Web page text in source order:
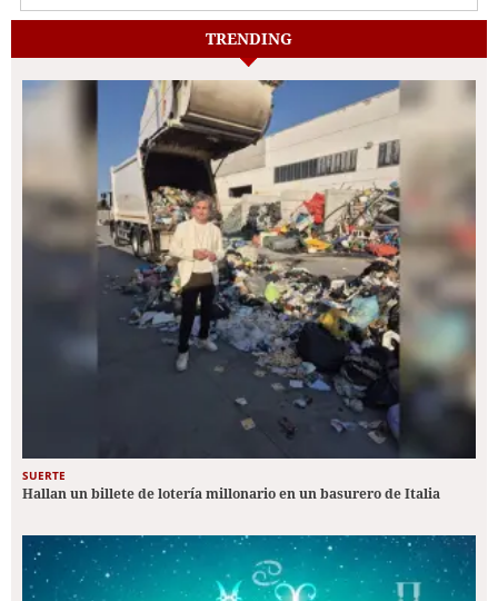
TRENDING
SUERTE
Hallan un billete de lotería millonario en un basurero de Italia